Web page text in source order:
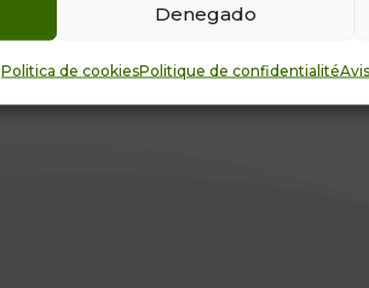
Denegado
Politica de cookiesPolitique de confidentialité